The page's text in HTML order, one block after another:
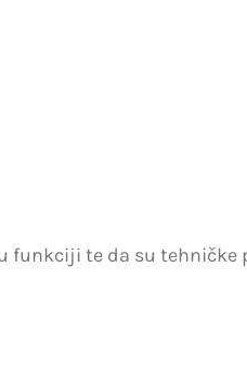
funkciji te da su tehničke